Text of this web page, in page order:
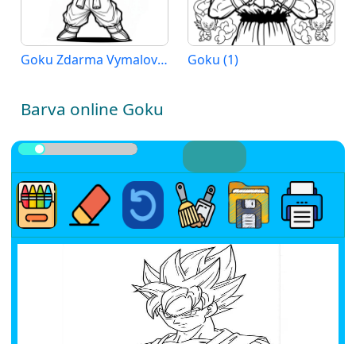
Goku Zdarma Vymalovatelné Obrázek Goku (1)
Barva online Goku